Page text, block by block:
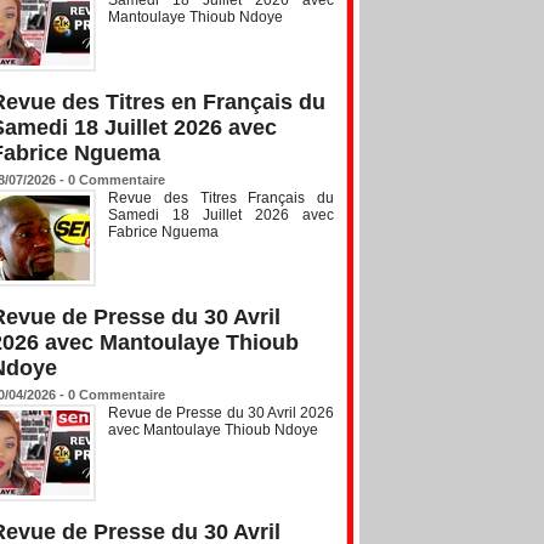
Mantoulaye Thioub Ndoye
des Titres en Français du
18 Juillet 2026 avec
Nguema
07/2026 - 0 Commentaire
Revue des Titres Français du
Samedi 18 Juillet 2026 avec
Fabrice Nguema
de Presse du 30 Avril
avec Mantoulaye Thioub
04/2026 - 0 Commentaire
Revue de Presse du 30 Avril 2026
avec Mantoulaye Thioub Ndoye
de Presse du 30 Avril